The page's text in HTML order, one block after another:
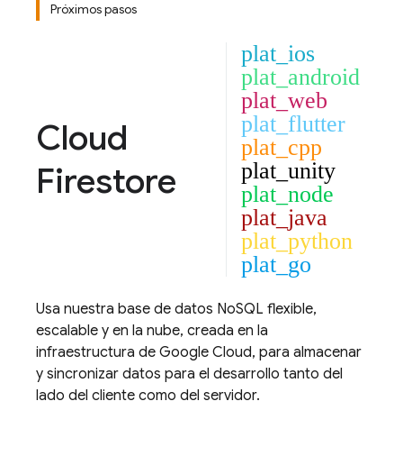
Próximos pasos
Cloud
Firestore
plat_ios
plat_android
plat_web
plat_flutter
plat_cpp
plat_unity
plat_node
plat_java
plat_python
plat_go
Usa nuestra base de datos NoSQL flexible,
escalable y en la nube, creada en la
infraestructura de Google Cloud, para almacenar
y sincronizar datos para el desarrollo tanto del
lado del cliente como del servidor.